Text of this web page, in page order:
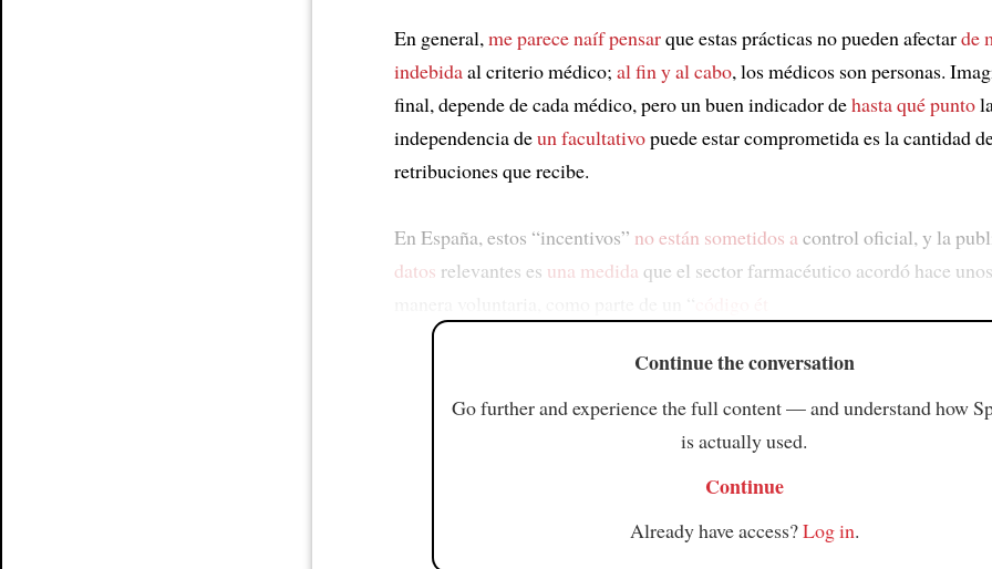
En general, me parece naíf pensarque estas prácticas no pueden afectarde
indebidaal criterio médico; al fin y al cabo, los médicos son personas.
final, depende de cada médico, pero un buen indicador dehasta qué punto
independencia deun facultativopuede estar comprometida es la cantidad
retribuciones que recibe.
En España, estos “incentivos” no están sometidos a control oficial, y la
datos relevantes es una medida que el sector farmacéutico acordó hace
Continue the conversation
Go further and experience the full content — and understand how
is actually used.
Continue
Already have access?Log in.